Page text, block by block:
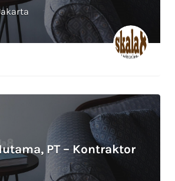
PT – Kontraktor